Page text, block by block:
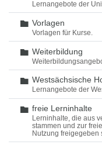
Lernangebote der
Ordner
Vorlagen
Vorlagen für Kurse.
Ordner
Weiterbildung
Ordner
Westsächsische
Lernangebote der
Ordner
freie Lerninhalte
Lerninhalte, die aus
stammen und zur
Nutzung freigegeben